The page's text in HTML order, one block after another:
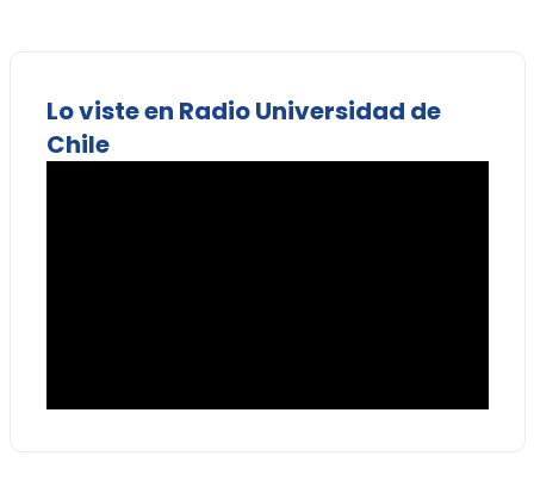
Lo viste en Radio Universidad de
Chile